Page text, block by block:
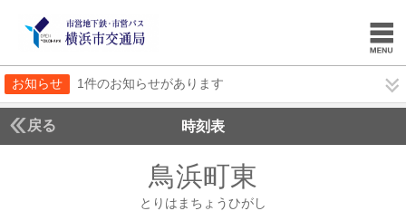
お知らせ 1件のお知らせがあります
戻る 時刻表
鳥浜町東
とりはまちょうひがし